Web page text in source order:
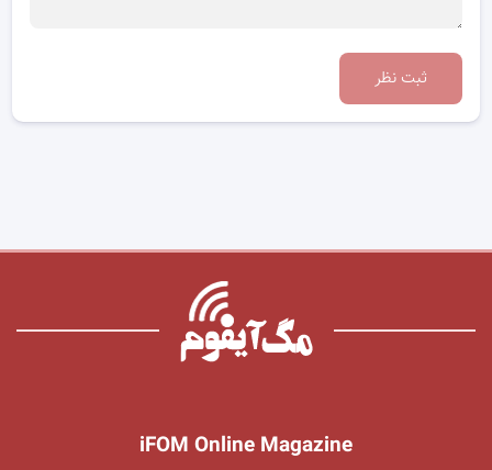
ثبت نظر
iFOM Online Magazine